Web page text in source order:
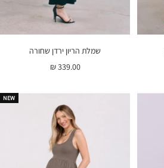
שמלת הריון ירדן שחורה
מחיר
339.00 ₪
NEW